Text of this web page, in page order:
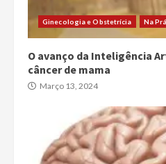
Ginecologia e Obstetrícia Na
O avanço da Inteligência
câncer de mama
Março 13, 2024